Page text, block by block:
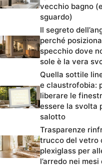
vecchio bagno
sguardo)
Il segreto
perché
specchio dove
sole è la vera
Quella sottile
e claustrofobia:
liberare le
essere la svolta
salotto
Trasparenze
trucco del vetro
plexiglass per
l’arredo nei mesi